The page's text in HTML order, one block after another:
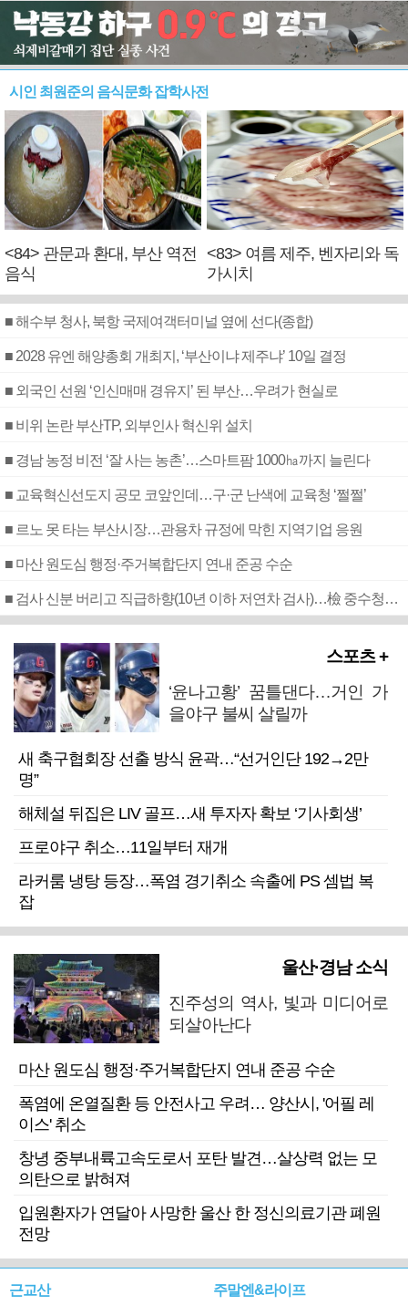
시인 최원준의 음식문화 잡학사전
<84> 관문과 환대, 부산 역전
음식
<83> 여름 제주, 벤자리와 독
가시치
■ 해수부 청사, 북항 국제여객터미널 옆에 선다(종합)
■ 2028 유엔 해양총회 개최지, ‘부산이냐 제주냐’ 10일 결정
■ 외국인 선원 ‘인신매매 경유지’ 된 부산…우려가 현실로
■ 비위 논란 부산TP, 외부인사 혁신위 설치
■ 경남 농정 비전 ‘잘 사는 농촌’…스마트팜 1000㏊까지 늘린다
■ 교육혁신선도지 공모 코앞인데…구·군 난색에 교육청 ‘쩔쩔’
■ 르노 못 타는 부산시장…관용차 규정에 막힌 지역기업 응원
■ 마산 원도심 행정·주거복합단지 연내 준공 수순
■ 검사 신분 버리고 직급하향(10년 이하 저연차 검사)…檢 중수청행 기피
스포츠 +
‘윤나고황’ 꿈틀댄다…거인 가
을야구 불씨 살릴까
새 축구협회장 선출 방식 윤곽…“선거인단 192→2만
명”
해체설 뒤집은 LIV 골프…새 투자자 확보 ‘기사회생’
프로야구 취소…11일부터 재개
라커룸 냉탕 등장…폭염 경기취소 속출에 PS 셈법 복
잡
울산·경남 소식
진주성의 역사, 빛과 미디어로
되살아난다
마산 원도심 행정·주거복합단지 연내 준공 수순
폭염에 온열질환 등 안전사고 우려… 양산시, '어필 레
이스' 취소
창녕 중부내륙고속도로서 포탄 발견…살상력 없는 모
의탄으로 밝혀져
입원환자가 연달아 사망한 울산 한 정신의료기관 폐원
전망
근교산 주말엔&라이프